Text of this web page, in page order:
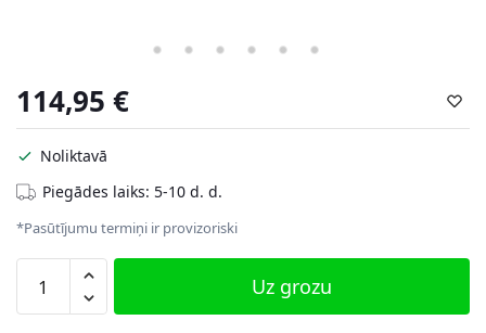
114,95 €
Noliktavā
Piegādes laiks: 5-10 d. d.
*Pasūtījumu termiņi ir provizoriski
krēsls
Uz grozu